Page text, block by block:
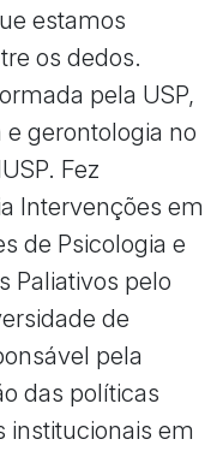
estamos
os dedos.
pela USP,
gerontologia no
Fez
Intervenções em
de Psicologia e
Paliativos pelo
de
pela
das políticas
institucionais em